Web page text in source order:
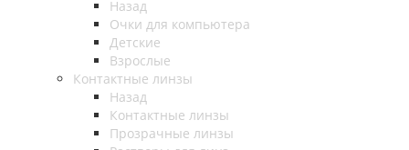
Назад
Очки для компьютера
Детские
Взрослые
Контактные линзы
Назад
Контактные линзы
Прозрачные линзы